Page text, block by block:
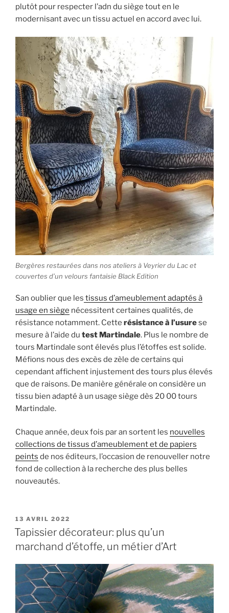
plutôt pour respecter l’adn du siège tout en le
modernisant avec un tissu actuel en accord avec lui.
Bergères restaurées dans nos ateliers à Veyrier du Lac et
couvertes d’un velours fantaisie Black Edition
San oublier que les tissus d’ameublement adaptés à
usage en siège nécessitent certaines qualités, de
résistance notamment. Cette résistance à l’usurese
mesure à l’aide du test Martindale. Plus le nombre de
tours Martindale sont élevés plus l’étoffes est solide.
Méfions nous des excès de zèle de certains qui
cependant affichent injustement des tours plus élevés
que de raisons. De manière générale on considère un
tissu bien adapté à un usage siège dès 20 00 tours
Martindale.
Chaque année, deux fois par an sortent les nouvelles
collections de tissus d’ameublement et de papiers
peints de nos éditeurs, l’occasion de renouveller notre
fond de collection à la recherche des plus belles
nouveautés.
PUBLIÉ
LE
13 AVRIL 2022
Tapissier décorateur: plus qu’un
marchand d’étoffe, un métier d’Art